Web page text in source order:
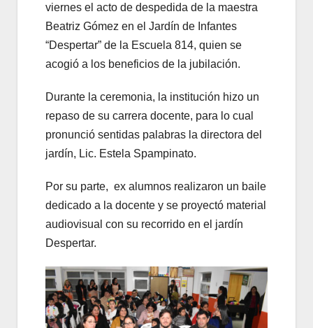
viernes el acto de despedida de la maestra
Beatriz Gómez en el Jardín de Infantes
“Despertar” de la Escuela 814, quien se
acogió a los beneficios de la jubilación.
Durante la ceremonia, la institución hizo un
repaso de su carrera docente, para lo cual
pronunció sentidas palabras la directora del
jardín, Lic. Estela Spampinato.
Por su parte, ex alumnos realizaron un baile
dedicado a la docente y se proyectó material
audiovisual con su recorrido en el jardín
Despertar.